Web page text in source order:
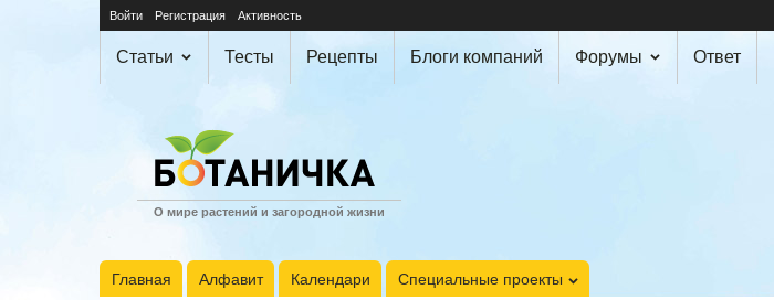
Войти Регистрация Активность
Статьи Тесты Рецепты Блоги компаний Форумы Ответ
О мире растений и загородной жизни
Главная Алфавит Календари Специальные проекты